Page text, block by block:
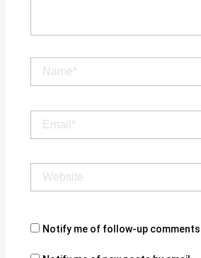
Name*
Website
Notify me of follow-up comments